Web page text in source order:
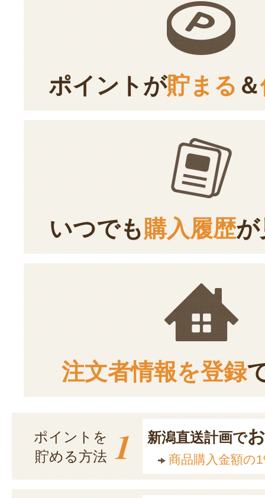
ポイントが貯まる ＆
いつでも購入履歴が
注文者情報を登録
ポイントを
貯める方法 1 新潟直送計画で
商品購入金額の